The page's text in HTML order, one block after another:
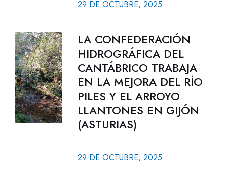
29 DE OCTUBRE, 2025
LA CONFEDERACIÓN
HIDROGRÁFICA DEL
CANTÁBRICO TRABAJA
EN LA MEJORA DEL RÍO
PILES Y EL ARROYO
LLANTONES EN GIJÓN
(ASTURIAS)
29 DE OCTUBRE, 2025